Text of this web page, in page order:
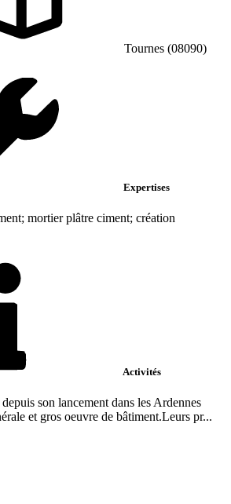
Tournes (08090)
Expertises
mortier plâtre ciment; création
Activités
son lancement dans les Ardennes
et gros oeuvre de bâtiment.Leurs pr...